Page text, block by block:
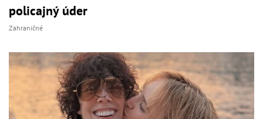
policajný úder
Zahraničné